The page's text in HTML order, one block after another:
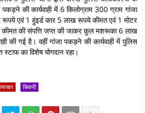
पकड़ने की कार्यवाही में 6 किलोग्राम 300 ग्राम गांजा
एवं 1 हुंइर्ड कार 5 लाख रूपये कीमत एवं 1 मोटर
की संपत्ति जप्त की जाकर कुल मशरूका 6 लाख
की गई है। वहीं गांजा पकड़ने की कार्यवाही में पुलिस
का विशेष योगदान रहा।
सिवनी